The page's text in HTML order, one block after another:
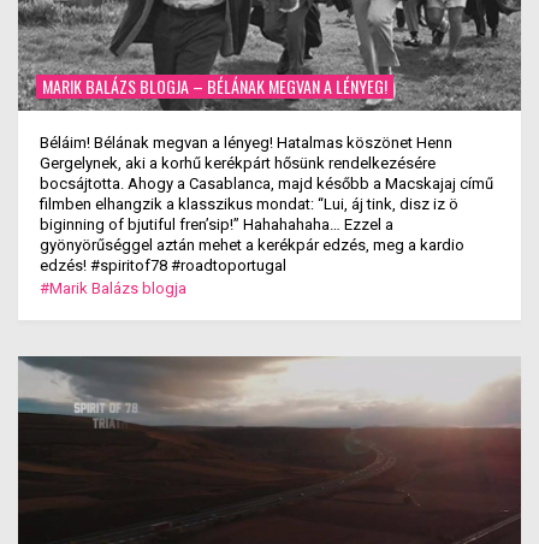
MARIK BALÁZS BLOGJA – BÉLÁNAK MEGVAN A LÉNYEG!
Béláim! Bélának megvan a lényeg! Hatalmas köszönet Henn
Gergelynek, aki a korhű kerékpárt hősünk rendelkezésére
bocsájtotta. Ahogy a Casablanca, majd később a Macskajaj című
filmben elhangzik a klasszikus mondat: “Lui, áj tink, disz iz ö
biginning of bjutiful fren’sip!” Hahahahaha… Ezzel a
gyönyörűséggel aztán mehet a kerékpár edzés, meg a kardio
edzés! #spiritof78 #roadtoportugal
#Marik Balázs blogja